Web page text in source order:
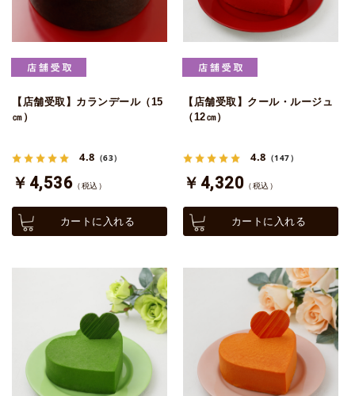
【店舗受取】カランデール（15
㎝）
4.8 （63）
￥4,536 （税込）
カートに入れる
【店舗受取】クール・ルージュ
（12㎝）
4.8 （147）
￥4,320 （税込）
カートに入れる